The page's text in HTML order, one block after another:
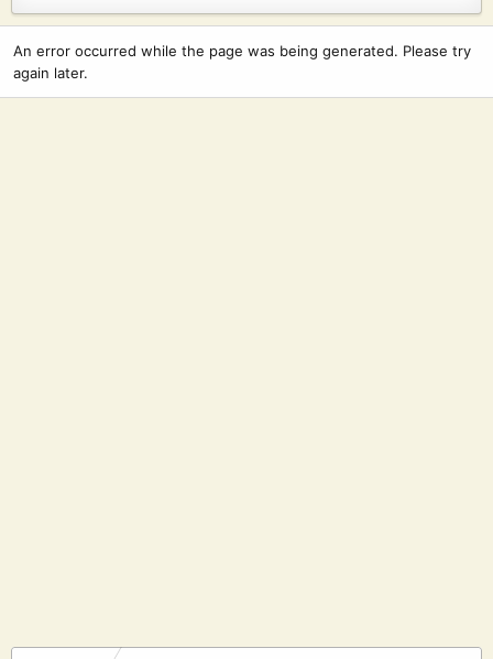
An error occurred while the page was being generated. Please try
again later.